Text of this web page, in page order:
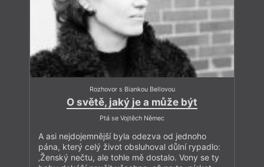
Rozhovor s Biankou Bellovou
O světě, jaký je a může být
Ptá se Vojtěch Němec
A asi nejdojemnější byla odezva od jednoho
pána, který celý život obsluhoval důlní rypadlo:
‚Ženský nečtu, ale tohle mě dostalo. Vony se ty